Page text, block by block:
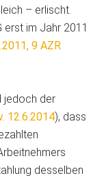
– erlischt.
im Jahr 2011
9 AZR
jedoch der
12.6.2014), dass
desselben